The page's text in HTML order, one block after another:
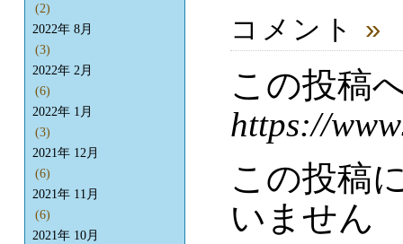
コメント »
この投稿
https://
この投稿
いません
(2)
2022年 8月
(3)
2022年 2月
(6)
2022年 1月
(3)
2021年 12月
(6)
2021年 11月
(6)
2021年 10月